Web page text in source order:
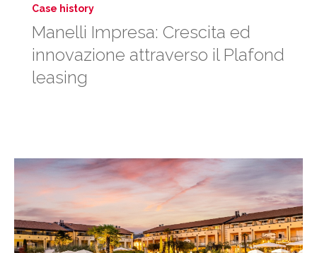
Case history
Manelli Impresa: Crescita ed
innovazione attraverso il Plafond
leasing